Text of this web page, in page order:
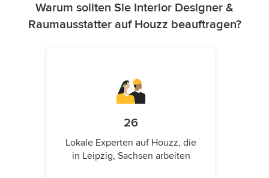
Warum sollten Sie Interior Designer &
Raumausstatter auf Houzz beauftragen?
26
Lokale Experten auf Houzz, die
in Leipzig, Sachsen arbeiten